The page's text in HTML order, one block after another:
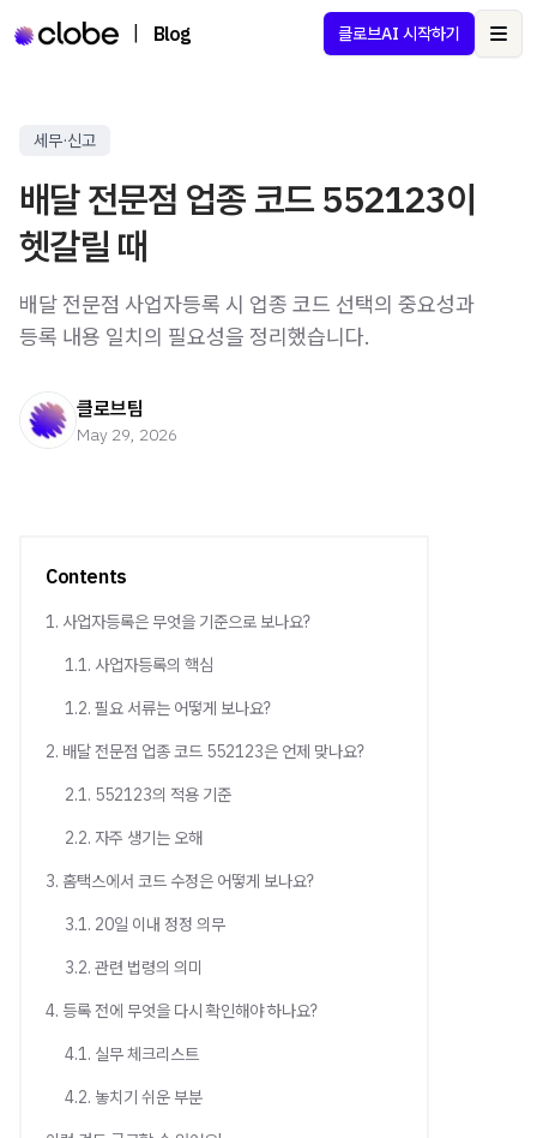
Blog 클로브AI 시작하기
세무·신고
배달 전문점 업종 코드 552123이
헷갈릴 때
배달 전문점 사업자등록 시 업종 코드 선택의 중요성과
등록 내용 일치의 필요성을 정리했습니다.
클로브팀
May 29, 2026
Contents
1. 사업자등록은 무엇을 기준으로 보나요?
1.1. 사업자등록의 핵심
1.2. 필요 서류는 어떻게 보나요?
2. 배달 전문점 업종 코드 552123은 언제 맞나요?
2.1. 552123의 적용 기준
2.2. 자주 생기는 오해
3. 홈택스에서 코드 수정은 어떻게 보나요?
3.1. 20일 이내 정정 의무
3.2. 관련 법령의 의미
4. 등록 전에 무엇을 다시 확인해야 하나요?
4.1. 실무 체크리스트
4.2. 놓치기 쉬운 부분